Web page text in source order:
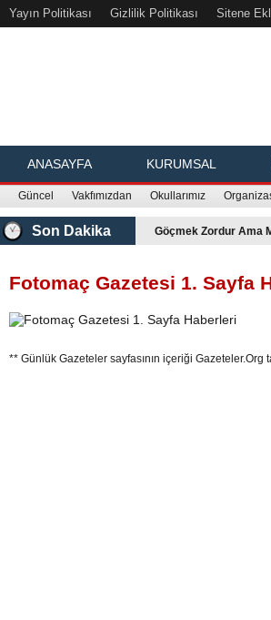
Yayın Politikası Gizlilik Politikası Sitene
ANASAYFA KURUMSAL
Güncel Vakfımızdan Okullarımız
Son Dakika Göçmek Zordur Ama
Fotomaç Gazetesi 1. Sayfa
** Günlük Gazeteler sayfasının içeriği Gazeteler.Org